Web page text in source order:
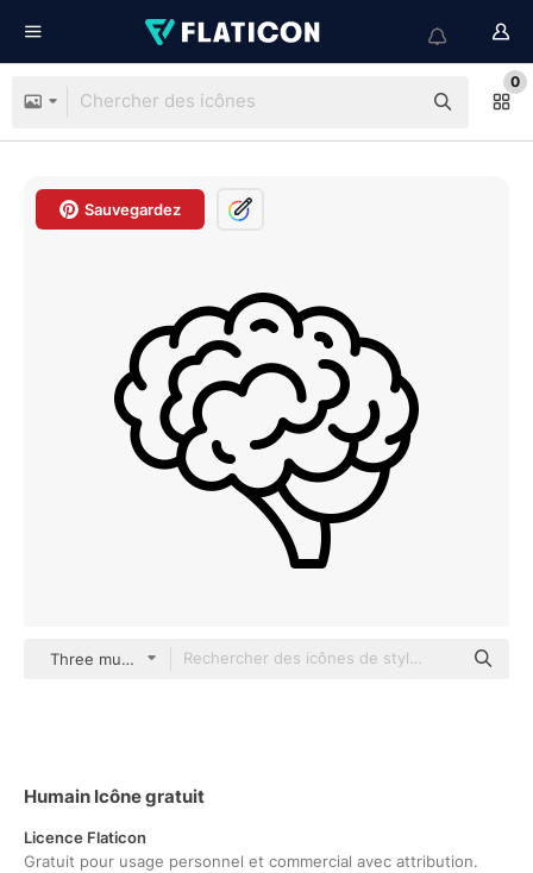
0
Sauvegardez
Three musketeers outline
Humain Icône gratuit
Licence Flaticon
Gratuit pour usage personnel et commercial avec attribution.